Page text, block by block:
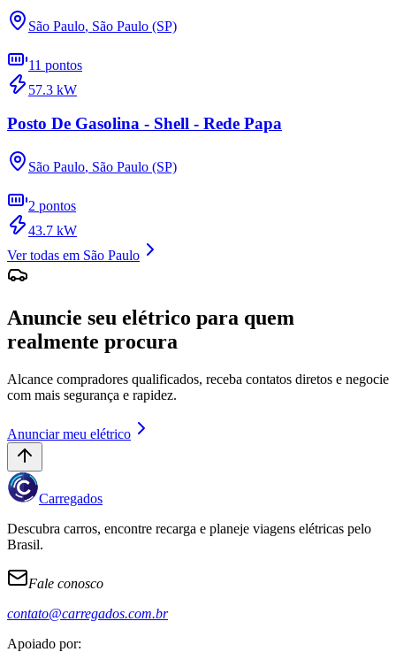
São Paulo, São Paulo (SP)
11 pontos
57.3 kW
Posto De Gasolina - Shell - Rede Papa
São Paulo, São Paulo (SP)
2 pontos
43.7 kW
Ver todas em São Paulo
Anuncie seu elétrico para quem
realmente procura
Alcance compradores qualificados, receba contatos diretos e negocie
com mais segurança e rapidez.
Anunciar meu elétrico
Carregados
Descubra carros, encontre recarga e planeje viagens elétricas pelo
Brasil.
Fale conosco
contato@carregados.com.br
Apoiado por: